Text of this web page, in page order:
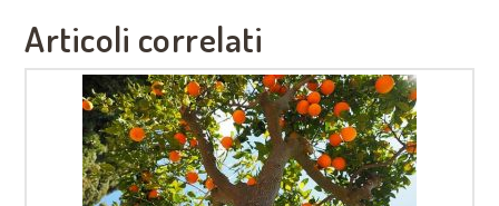
Articoli correlati